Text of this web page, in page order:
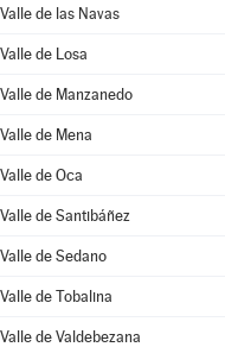
Valle de las Navas
Valle de Losa
Valle de Manzanedo
Valle de Mena
Valle de Oca
Valle de Santibáñez
Valle de Sedano
Valle de Tobalina
Valle de Valdebezana